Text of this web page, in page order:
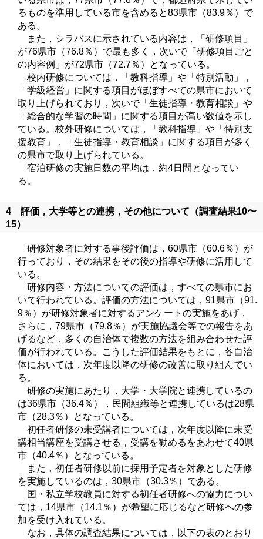
るものを準用している市を含めると83県市（83.9％）で
ある。
また，シラバスに示されている内容は，「研修項目」
が76県市（76.8％）で最も多く，次いで「研修項目ごと
の内容例」が72県市（72.7％）となっている。
校内研修については，「教科指導」や「特別活動」，
「学級経営」に関する項目がほぼすべての県市において
取り上げられており，次いで「生徒指導・教育相談」や
「総合的な学習の時間」に関する項目が高い数値を示し
ている。校外研修については，「教科指導」や「特別支
援教育」，「生徒指導・教育相談」に関する項目が多く
の県市で取り上げられている。
宿泊研修の実施日数の平均は，約4日間となってい
る。
4 評価，大学等との連携，その他について（調査結果10〜
15）
研修対象者に対する事後評価は，60県市（60.6％）が
行っており，その結果をその後の指導や研修に活用して
いる。
研修内容・方法についての評価は，すべての県市にお
いて行われている。評価の方法については，91県市（91.
9％）が研修対象者に対するアンケートの実施をあげ，
さらに，79県市（79.8％）が実施協議会等での報告をあ
げるなど，多くの自治体で複数の方法を組み合わせた評
価が行われている。こうした評価結果をもとに，各自治
体においては，次年度以降の研修の改善に取り組んでい
る。
研修の実施にあたり，大学・大学院と連携しているの
は36県市（36.4％），民間組織等と連携しているは28県
市（28.3％）となっている。
初任者研修の未受講者については，次年度以降に未受
講相当講座を受講させる，受講を勧めるをあわせて40県
市（40.4％）となっている。
また，初任者研修以前に採用予定者を対象とした研修
を実施しているのは，30県市（30.3％）である。
国・私立学校教員に対する初任者研修への協力につい
ては，14県市（14.1％）が希望に応じるなど研修への参
加を受け入れている。
なお，具体の調査結果については，以下の表のとおり